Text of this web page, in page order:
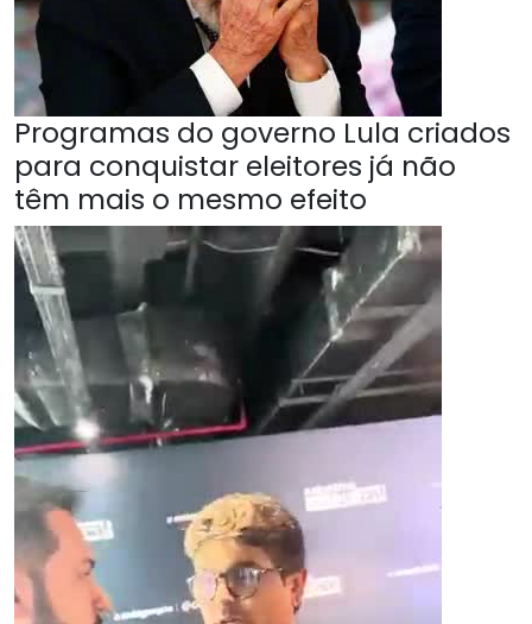
Programas do governo Lula criados
para conquistar eleitores já não
têm mais o mesmo efeito